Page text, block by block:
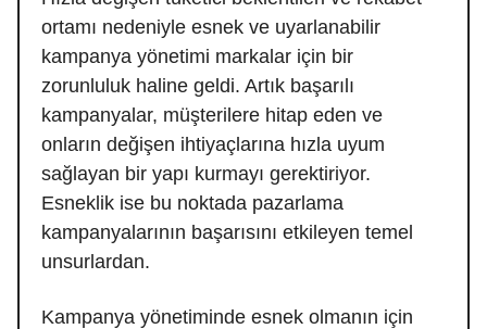
ortamı nedeniyle esnek ve uyarlanabilir
kampanya yönetimi markalar için bir
zorunluluk haline geldi. Artık başarılı
kampanyalar, müşterilere hitap eden ve
onların değişen ihtiyaçlarına hızla uyum
sağlayan bir yapı kurmayı gerektiriyor.
Esneklik ise bu noktada pazarlama
kampanyalarının başarısını etkileyen temel
unsurlardan.
Kampanya yönetiminde esnek olmanın için